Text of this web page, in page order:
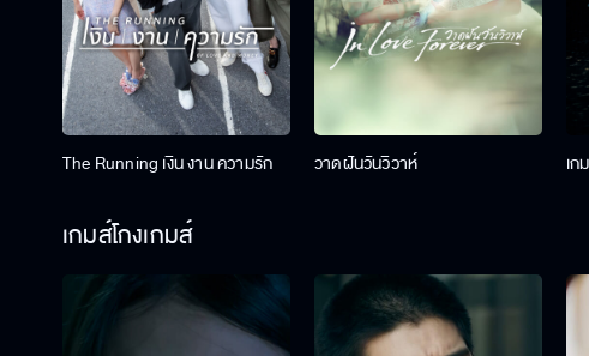
The Running เงิน งาน ความรัก วาดฝันวันวิวาห์ เก
เกมส์โกงเกมส์